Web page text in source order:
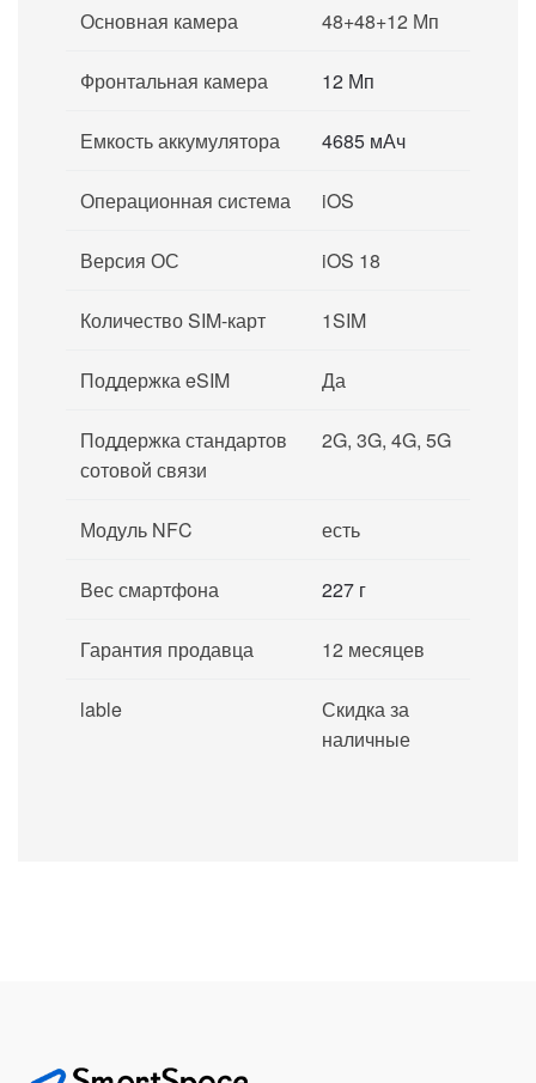
Основная камера 48+48+12 Мп
Фронтальная камера 12 Мп
Емкость аккумулятора 4685 мАч
Операционная система iOS
Версия ОС iOS 18
Количество SIM-карт 1SIM
Поддержка eSIM Да
Поддержка стандартов
сотовой связи
2G, 3G, 4G, 5G
Модуль NFC есть
Вес смартфона 227 г
Гарантия продавца 12 месяцев
lable
Скидка за
наличные